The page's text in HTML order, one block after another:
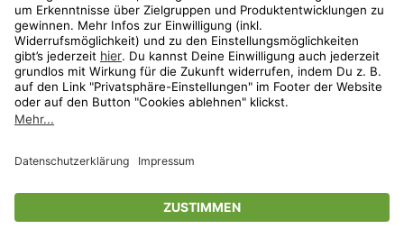
* Streichpreise entsprechen der unverbindlichen Preisempfehlung des